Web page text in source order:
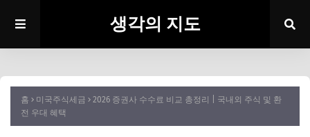
생각의 지도
홈 미국주식세금
2026 증권사 수수료 비교 총정리 | 국내외 주식 및 환
전 우대 혜택